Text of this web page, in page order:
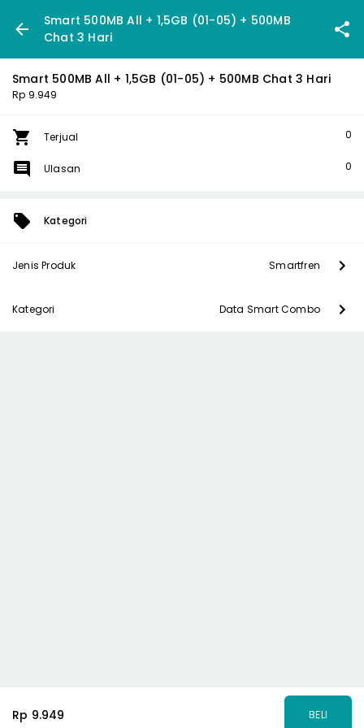
Smart 500MB All + 1,5GB (01-05) + 500MB
Chat 3 Hari
Smart 500MB All + 1,5GB (01-05) + 500MB Chat 3 Hari
Rp 9.949
Terjual 0
Ulasan 0
Kategori
Jenis Produk Smartfren
Kategori Data Smart Combo
Rp 9.949 BELI